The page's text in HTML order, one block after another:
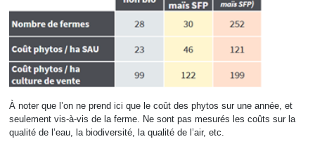
À noter que l’on ne prend ici que le coût des phytos sur une année, et
seulement vis-à-vis de la ferme. Ne sont pas mesurés les coûts sur la
qualité de l’eau, la biodiversité, la qualité de l’air, etc.